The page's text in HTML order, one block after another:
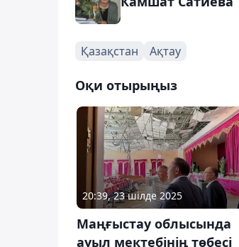
Қазақстан Ақтау
Оқи отырыңыз
20:39, 23 шілде 2025
Маңғыстау облысында
ауыл мектебінің төбесі